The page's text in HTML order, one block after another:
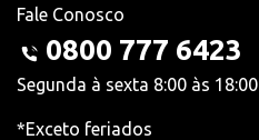
Fale Conosco
0800 777 6423
Segunda à sexta 8:00 às 18:00
*Exceto feriados